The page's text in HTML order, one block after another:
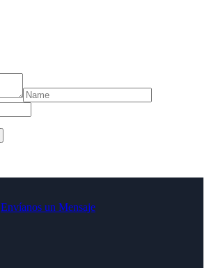
Envíanos un Mensaje